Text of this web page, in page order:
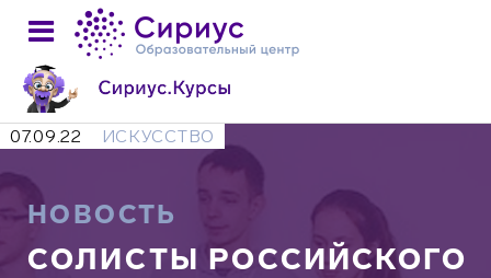
07.09.22 ИСКУССТВО
НОВОСТЬ
СОЛИСТЫ РОССИЙСКОГО